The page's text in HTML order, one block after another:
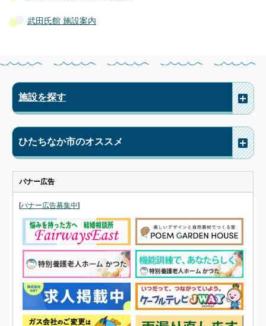
武田氏館 施設案内
施設を探す
ひたちなか市のオススメ
バナー広告
[バナー広告募集中]